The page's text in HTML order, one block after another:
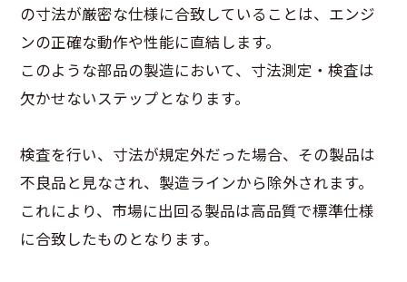
の寸法が厳密な仕様に合致していることは、エンジ
ンの正確な動作や性能に直結します。
このような部品の製造において、寸法測定・検査は
欠かせないステップとなります。
検査を行い、寸法が規定外だった場合、その製品は
不良品と見なされ、製造ラインから除外されます。
これにより、市場に出回る製品は高品質で標準仕様
に合致したものとなります。